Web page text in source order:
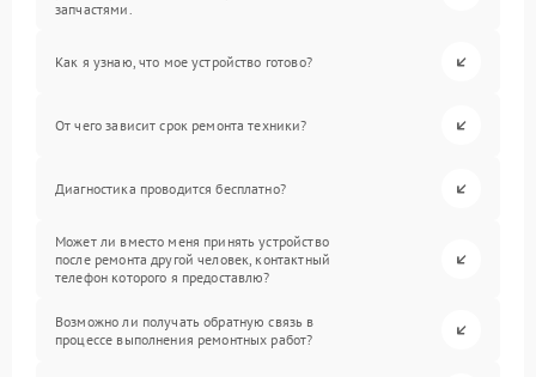
запчастями.
Как я узнаю, что мое устройство готово?
От чего зависит срок ремонта техники?
Диагностика проводится бесплатно?
Может ли вместо меня принять устройство
после ремонта другой человек, контактный
телефон которого я предоставлю?
Возможно ли получать обратную связь в
процессе выполнения ремонтных работ?